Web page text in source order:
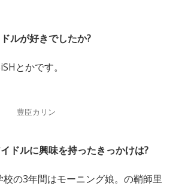
ルが好きでしたか?
とかです。
豊臣カリン
ドルに興味を持ったきっかけは?
校の3年間はモーニング娘。の鞘師里